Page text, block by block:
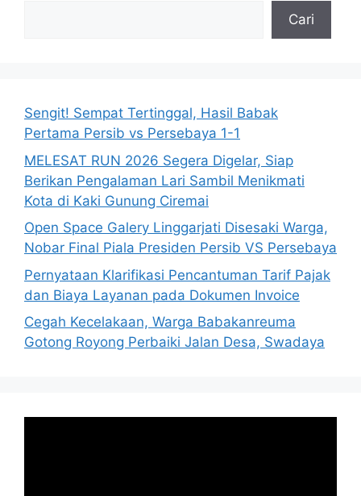
Cari
Sengit! Sempat Tertinggal, Hasil Babak
Pertama Persib vs Persebaya 1-1
MELESAT RUN 2026 Segera Digelar, Siap
Berikan Pengalaman Lari Sambil Menikmati
Kota di Kaki Gunung Ciremai
Open Space Galery Linggarjati Disesaki Warga,
Nobar Final Piala Presiden Persib VS Persebaya
Pernyataan Klarifikasi Pencantuman Tarif Pajak
dan Biaya Layanan pada Dokumen Invoice
Cegah Kecelakaan, Warga Babakanreuma
Gotong Royong Perbaiki Jalan Desa, Swadaya